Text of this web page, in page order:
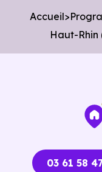
Avancer
L’objectif est de
immobiliers neufs
opportunités
Accueil
Haut-Rhin
03 61 58